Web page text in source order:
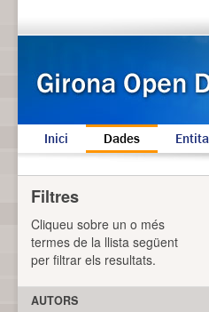
Inici Dades
Filtres
Cliqueu sobre un o més
termes de la llista següent
per filtrar els resultats.
AUTORS